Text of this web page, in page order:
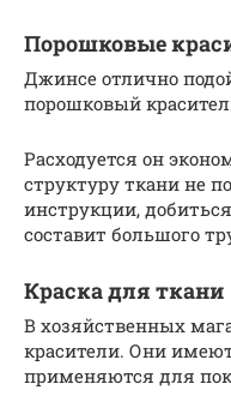
Порошковые
Джинсе отлично
порошковый
Расходуется он
структуру ткани не
инструкции,
составит большого
Краска для ткани
В хозяйственных
красители. Они
применяются для